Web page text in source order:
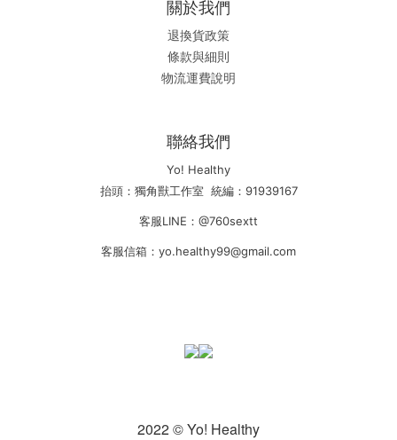
關於我們
退換貨政策
條款與細則
物流運費說明
聯絡我們
Yo! Healthy
抬頭：獨角獸工作室 統編：91939167
客服LINE：@760sextt
客服信箱：yo.healthy99@gmail.com
2022 © Yo! Healthy